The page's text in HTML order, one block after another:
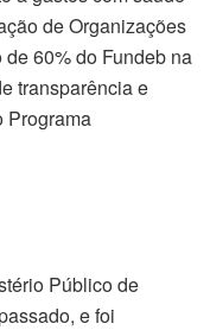
de Organizações
60% do Fundeb na
transparência e
Programa
Público de
e foi